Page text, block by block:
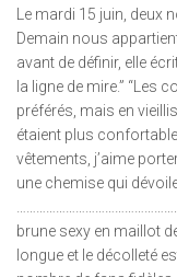
Le mardi 15 juin, deux
Demain nous
avant de définir, elle
la ligne de mire.” “Les
préférés, mais en
étaient plus
vêtements, j’aime
une chemise qui
brune sexy en maillot
longue et le décolleté